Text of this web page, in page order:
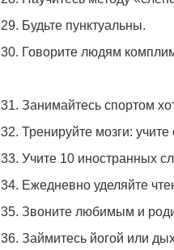
29. Будьте пунктуальны.
30. Говорите людям
31. Занимайтесь спортом
32. Тренируйте мозги:
33. Учите 10 иностранных
34. Ежедневно уделяйте
35. Звоните любимым и
36. Займитесь йогой или